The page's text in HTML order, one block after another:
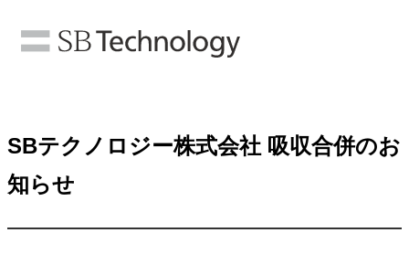
SBテクノロジー株式会社 吸収合併のお
知らせ